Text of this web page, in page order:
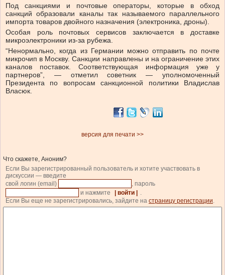
Под санкциями и почтовые операторы, которые в обход
санкций образовали каналы так называемого параллельного
импорта товаров двойного назначения (электроника, дроны).
Особая роль почтовых сервисов заключается в доставке
микроэлектроники из-за рубежа.
“Ненормально, когда из Германии можно отправить по почте
микрочип в Москву. Санкции направлены и на ограничение этих
каналов поставок. Соответствующая информация уже у
партнеров”, — отметил советник — уполномоченный
Президента по вопросам санкционной политики Владислав
Власюк.
версия для печати >>
Что скажете, Аноним?
Если Вы зарегистрированный пользователь и хотите участвовать в
дискуссии — введите
свой логин (email)
, пароль
и нажмите
| войти |
.
Если Вы еще не зарегистрировались, зайдите на страницу регистрации.